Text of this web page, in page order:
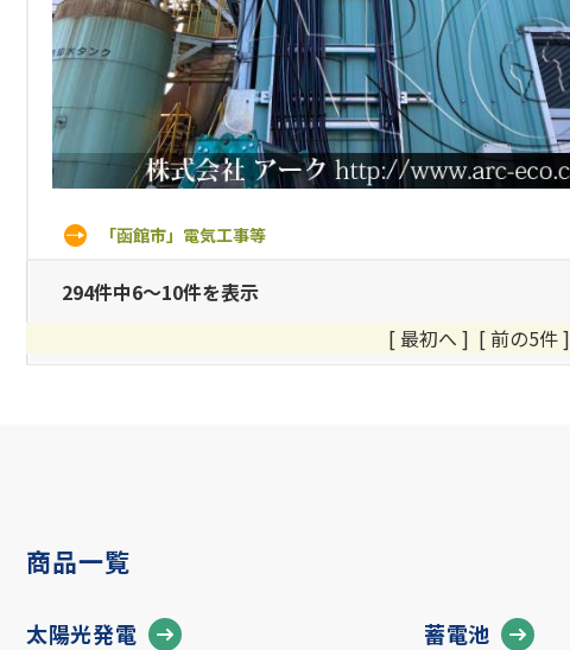
「函館市」電気工事等
294件中6～10件を表示
[ 最初へ ] [ 前の5件 ]
商品一覧
太陽光発電 蓄電池